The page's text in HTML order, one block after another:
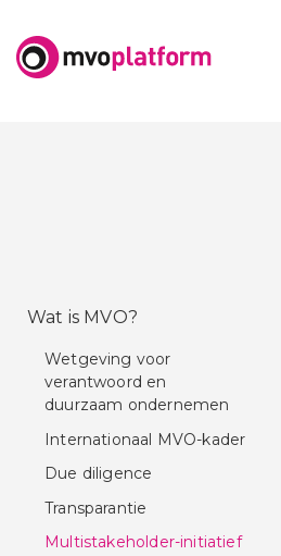
Wat is MVO?
Wetgeving voor
verantwoord en
duurzaam ondernemen
Internationaal MVO-kader
Due diligence
Transparantie
Multistakeholder-initiatief